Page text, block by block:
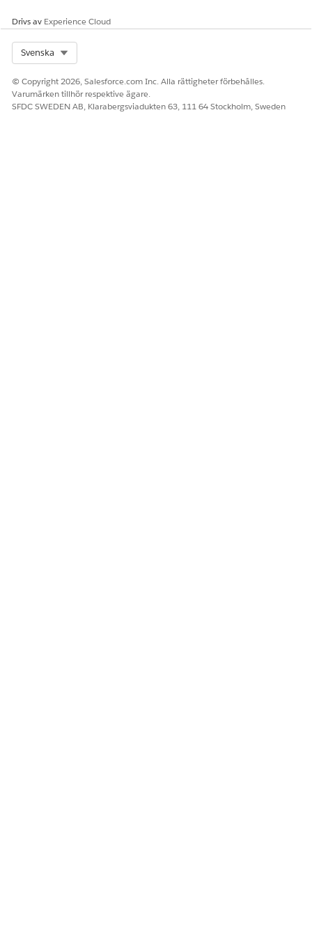
Drivs av Experience Cloud
Svenska
© Copyright 2026, Salesforce.com Inc. Alla rättigheter förbehålles.
Varumärken tillhör respektive ägare.
SFDC SWEDEN AB, Klarabergsviadukten 63, 111 64 Stockholm, Sweden